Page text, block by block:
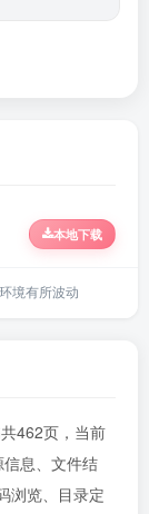
本地下载
境有所波动
462页，当前
息、文件结
浏览、目录定